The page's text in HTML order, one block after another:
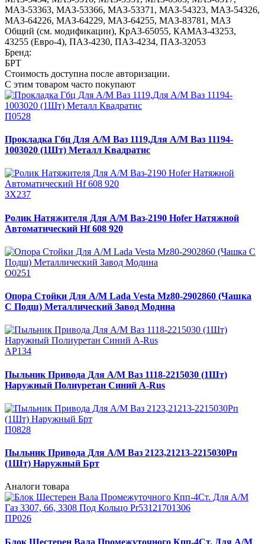
МАЗ-53363, МАЗ-53366, МАЗ-53371 , МАЗ-54323, МАЗ-54326,
МАЗ-64226, МАЗ-64229, МАЗ-64255, МАЗ-83781 , МАЗ
Общий (см. модификации), КрАЗ-65055, КАМАЗ-43253,
43255 (Евро-4), ПАЗ-4230, ПАЗ-4234, ПАЗ-32053
Бренд:
БРТ
Стоимость доступна после авторизации.
С этим товаром часто покупают
П0528
Прокладка Гбц Для А/М Ваз 1119,Для А/М Ваз 11194-
1003020 (1Шт) Металл Квадратис
ЗХ237
Ролик Натяжителя Для А/М Ваз-2190 Hofer Натяжной
Автоматический Hf 608 920
О0251
Опора Стойки Для А/М Lada Vesta Mz80-2902860 (Чашка
С Подш) Металлический Завод Модина
АР134
Пыльник Привода Для А/М Ваз 1118-2215030 (1Шт)
Наружный Полиуретан Синий A-Rus
П0828
Пыльник Привода Для А/М Ваз 2123,21213-2215030Рп
(1Шт) Наружный Брт
Аналоги товара
ПР026
Блок Шестерен Вала Промежуточного Кпп-4Ст. Для А/М